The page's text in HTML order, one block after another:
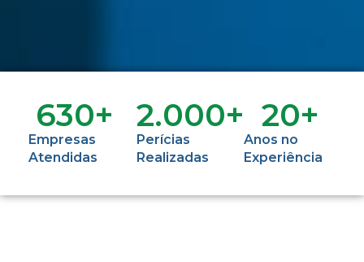
Empresas
Atendidas
630+
Perícias
Realizadas
2.000+
Anos no
Experiência
20+